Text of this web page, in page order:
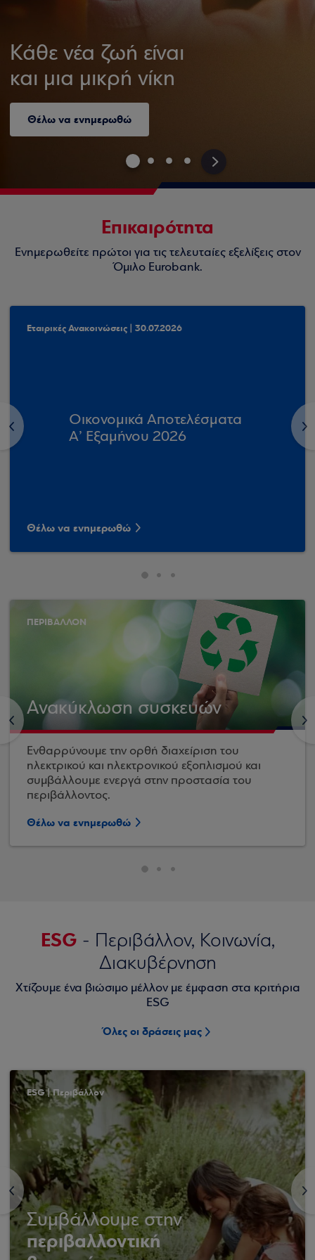
Κάθε νέα ζωή είναι
και μια μικρή νίκη
Θέλω να ενημερωθώ
>
Επικαιρότητα
Ενημερωθείτε πρώτοι για τις τελευταίες εξελίξεις στον
Όμιλο Eurobank.
<
Εταιρικές Ανακοινώσεις | 30.07.2026
Οικονομικά Αποτελέσματα
Α’ Εξαμήνου 2026
Θέλω να ενημερωθώ
>
<
ΠΕΡΙΒΑΛΛΟΝ
Ανακύκλωση συσκευών
Ενθαρρύνουμε την ορθή διαχείριση του
ηλεκτρικού και ηλεκτρονικού εξοπλισμού και
συμβάλλουμε ενεργά στην προστασία του
περιβάλλοντος.
Θέλω να ενημερωθώ
>
ESG - Περιβάλλον, Κοινωνία,
Διακυβέρνηση
Χτίζουμε ένα βιώσιμο μέλλον με έμφαση στα κριτήρια
ESG
Όλες οι δράσεις μας
<
ESG | Περιβάλλον
Συμβάλλουμε στην
περιβαλλοντική
>